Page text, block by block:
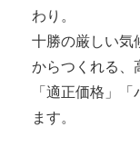
わり。
十勝の厳しい気
からつくれる、
「適正価格」
ます。